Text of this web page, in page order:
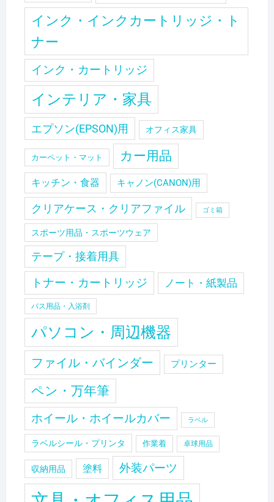
インク・インクカートリッジ・ト
ナー
インク・カートリッジ
インテリア・家具
エプソン(EPSON)用 オフィス家具
カーペット・マット カー用品
キッチン・食器 キャノン(CANON)用
クリアケース・クリアファイル ゴミ箱
スポーツ用品・スポーツウェア
テープ・接着用具
トナー・カートリッジ ノート・紙製品
バス用品・入浴剤
パソコン・周辺機器
ファイル・バインダー プリンター
ペン・万年筆
ホイール・ホイールカバー ラベル
ラベルシール・プリンタ 作業着 卓球用品
収納用品 塗料 外装パーツ